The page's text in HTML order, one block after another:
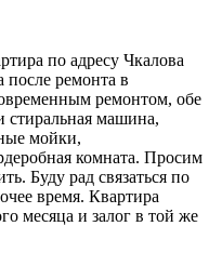
по адресу Чкалова
после ремонта в
ремонтом, обе
машина,
мойки,
комната. Просим
Буду рад связаться по
время. Квартира
месяца и залог в той же